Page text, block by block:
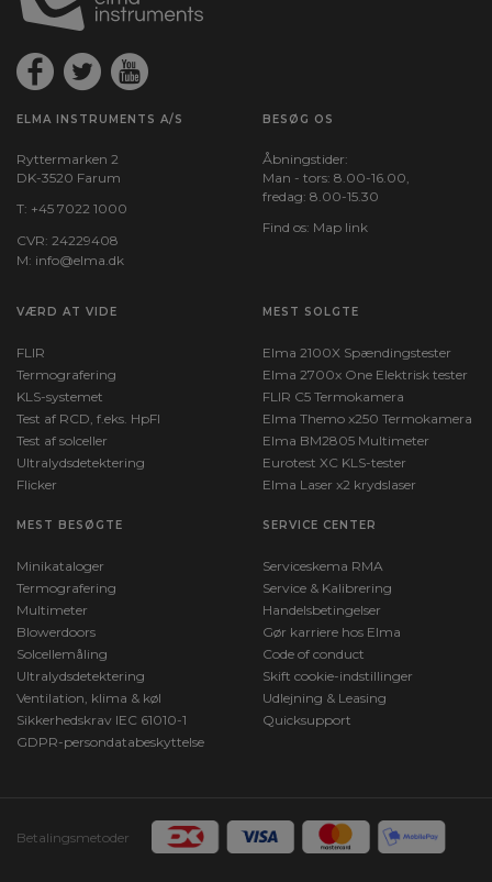
ELMA INSTRUMENTS A/S
Ryttermarken 2
DK-3520 Farum
T: +45 7022 1000
CVR: 24229408
M: info@elma.dk
BESØG OS
Åbningstider:
Man - tors: 8.00-16.00,
fredag: 8.00-15.30
Find os: Map link
VÆRD AT VIDE
FLIR
Termografering
KLS-systemet
Test af RCD, f.eks. HpFI
Test af solceller
Ultralydsdetektering
Flicker
MEST SOLGTE
Elma 2100X Spændingstester
Elma 2700x One Elektrisk tester
FLIR C5 Termokamera
Elma Themo x250 Termokamera
Elma BM2805 Multimeter
Eurotest XC KLS-tester
Elma Laser x2 krydslaser
MEST BESØGTE
Minikataloger
Termografering
Multimeter
Blowerdoors
Solcellemåling
Ultralydsdetektering
Ventilation, klima & køl
Sikkerhedskrav IEC 61010-1
GDPR-persondatabeskyttelse
SERVICE CENTER
Serviceskema RMA
Service & Kalibrering
Handelsbetingelser
Gør karriere hos Elma
Code of conduct
Skift cookie-indstillinger
Udlejning & Leasing
Quicksupport
Betalingsmetoder